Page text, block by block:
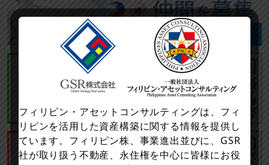
フィリピン・アセットコンサルティングは、フィ
リピンを活用した資産構築に関する情報を提供し
ています。フィリピン株、事業進出並びに、GSR
社が取り扱う不動産、永住権を中心に皆様にお役